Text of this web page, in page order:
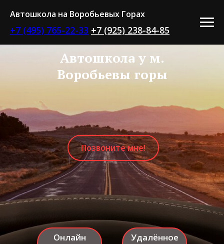
Автошкола на Воробьевых Горах
+7 (495) 765-22-33 +7 (925) 238-84-85
Позвоните мне!
Удалённое
Онлайн
Автошкола у м.
Воробьевы горы